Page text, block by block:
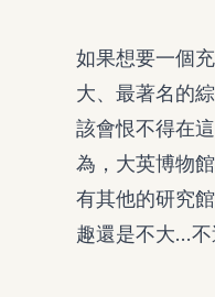
如果想要一個
大、最著名的
該會恨不得在
為，大英博物
有其他的研究
趣還是不大…不